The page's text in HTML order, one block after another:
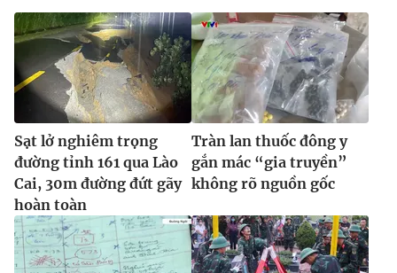
Sạt lở nghiêm trọng
đường tỉnh 161 qua Lào
Cai, 30m đường đứt gãy
hoàn toàn
Tràn lan thuốc đông y
gắn mác “gia truyền”
không rõ nguồn gốc